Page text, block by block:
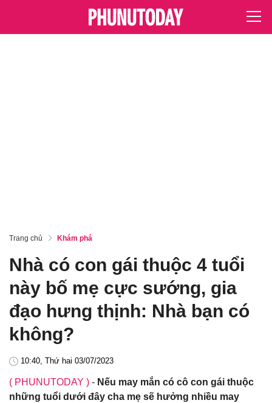
Trang chủ Khám phá
Nhà có con gái thuộc 4 tuổi
này bố mẹ cực sướng, gia
đạo hưng thịnh: Nhà bạn có
không?
10:40, Thứ hai 03/07/2023
( PHUNUTODAY ) - Nếu may mắn có cô con gái thuộc
những tuổi dưới đây cha mẹ sẽ hưởng nhiều may